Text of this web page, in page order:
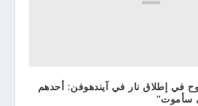
في إطلاق نار في آيندهوفن: أحدهم
سأموت”